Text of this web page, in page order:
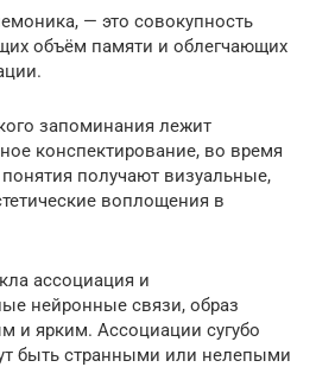
— это совокупность
объём памяти и облегчающих
запоминания лежит
конспектирование, во время
получают визуальные,
воплощения в
ассоциация и
нейронные связи, образ
и ярким. Ассоциации сугубо
быть странными или нелепыми